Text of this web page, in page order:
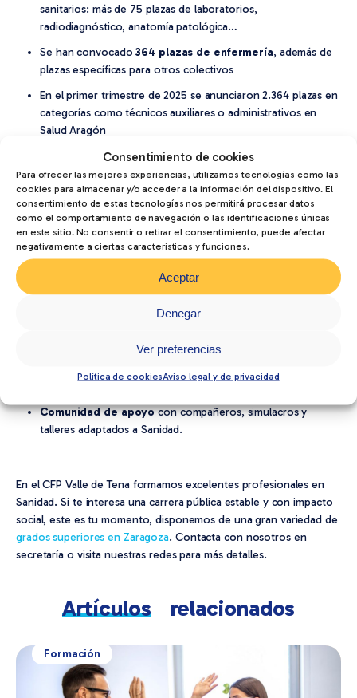
Consentimiento de cookies
Para ofrecer las mejores experiencias, utilizamos tecnologías como las
cookies para almacenar y/o acceder a la información del dispositivo. El
consentimiento de estas tecnologías nos permitirá procesar datos
como el comportamiento de navegación o las identificaciones únicas
en este sitio. No consentir o retirar el consentimiento, puede afectar
negativamente a ciertas características y funciones.
Aceptar
Denegar
Ver preferencias
Política de cookiesAviso legal y de privacidad
sanitarios: más de 75 plazas de laboratorios,
radiodiagnóstico, anatomía patológica…
Se han convocado364 plazas de enfermería, además de
plazas específicas para otros colectivos
En el primer trimestre de 2025 se anunciaron 2.364 plazas en
categorías como técnicos auxiliares o administrativos en
Salud Aragón
Próximamente se esperan1.319 plazas más
extraordinarios en el Salud, según Mesa Sectorial
¿Cómo te impulsa el CFP Valle de
Tena?
Programas alineados
con buen equilibrio entre teoría y
Comunidad de apoyocon compañeros, simulacros y
talleres adaptados a Sanidad.
En el CFP Valle de Tena formamos excelentes profesionales en
Sanidad. Si te interesa una carrera pública estable y con impacto
social, este es tu momento, disponemos de una gran variedad de
grados superiores en Zaragoza. Contacta con nosotros en
secretaría o visita nuestras redes para más detalles.
Artículosrelacionados
Formación